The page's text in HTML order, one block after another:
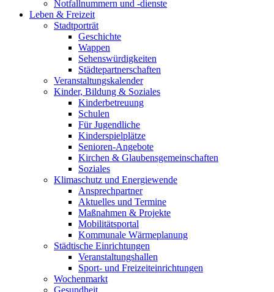
Notfallnummern und -dienste
Leben & Freizeit
Stadtporträt
Geschichte
Wappen
Sehenswürdigkeiten
Städtepartnerschaften
Veranstaltungskalender
Kinder, Bildung & Soziales
Kinderbetreuung
Schulen
Für Jugendliche
Kinderspielplätze
Senioren-Angebote
Kirchen & Glaubensgemeinschaften
Soziales
Klimaschutz und Energiewende
Ansprechpartner
Aktuelles und Termine
Maßnahmen & Projekte
Mobilitätsportal
Kommunale Wärmeplanung
Städtische Einrichtungen
Veranstaltungshallen
Sport- und Freizeiteinrichtungen
Wochenmarkt
Gesundheit